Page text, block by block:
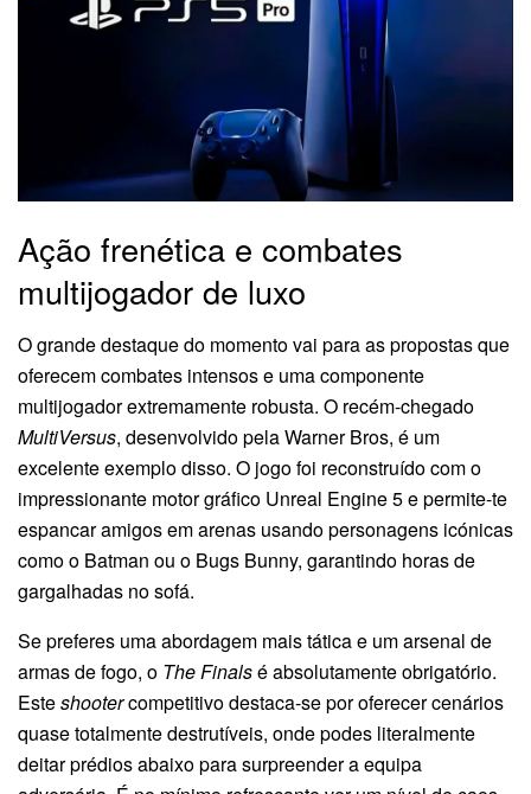
Ação frenética e combates
multijogador de luxo
O grande destaque do momento vai para as propostas que
oferecem combates intensos e uma componente
multijogador extremamente robusta. O recém-chegado
MultiVersus, desenvolvido pela Warner Bros, é um
excelente exemplo disso. O jogo foi reconstruído com o
impressionante motor gráfico Unreal Engine 5 e permite-te
espancar amigos em arenas usando personagens icónicas
como o Batman ou o Bugs Bunny, garantindo horas de
gargalhadas no sofá.
Se preferes uma abordagem mais tática e um arsenal de
armas de fogo, o The Finalsé absolutamente obrigatório.
Esteshootercompetitivo destaca-se por oferecer cenários
quase totalmente destrutíveis, onde podes literalmente
deitar prédios abaixo para surpreender a equipa